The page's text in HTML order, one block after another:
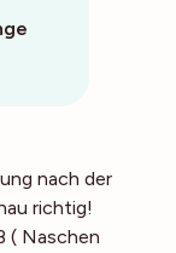
nach der
richtig!
( Naschen